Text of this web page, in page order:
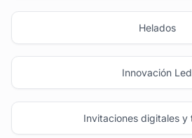
Helados
Innovación Led
Invitaciones digitales y